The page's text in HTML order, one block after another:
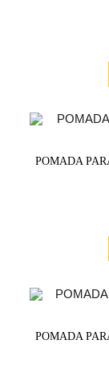
POMADA
POMADA